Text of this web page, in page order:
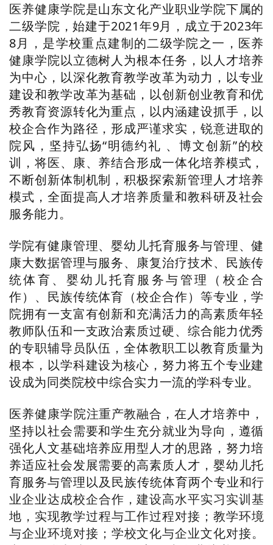
医养健康学院是山东文化产业职业学院下属的
二级学院，始建于2021年9月， 成立于2023年
8月， 是学校重点建制的二级学院之一 ， 医养
健康学院以立德树人为根本任务，以人才培养
为中心，以深化教育教学改革为动力 ， 以专业
建设和教学改革为基础，以创新创业教育和优
秀教育资源转化为重点，以内涵建设抓手，以
校企合作为路径，形成严谨求实，锐意进取的
院风， 坚持弘扬“明德约礼 、博文创新”的校
训 ， 将医、康、养结合形成一体化培养模式，
不断创新体制机制，积极探索新管理人才培养
模式，全面提高人才培养质量和教科研及社会
服务能力。
学院有健康管理、婴幼儿托育服务与管理、健
康大数据管理与服务、 康复治疗技术、 民族传
统体育、 婴幼儿托育服务与管理 （ 校企合
作）、 民族传统体育（校企合作）等专业，学
院拥有一支富有创新和充满活力的高素质年轻
教师队伍和一支政治素质过硬、综合能力优秀
的专职辅导员队伍 ，全体教职工以教育质量为
根本，以学科建设为核心， 努力将五个专业建
设成为同类院校中综合实力一流的学科专业。
医养健康学院注重产教融合， 在人才培养中，
坚持以社会需要和学生充分就业为导向，遵循
强化人文基础培养应用型人才的思路，努力培
养适应社会发展需要的高素质人才， 婴幼儿托
育服务与管理以及民族传统体育两个专业和行
业企业达成校企合作，建设高水平实习实训基
地，实现教学过程与工作过程对接；教学环境
与企业环境对接；学校文化与企业文化对接。